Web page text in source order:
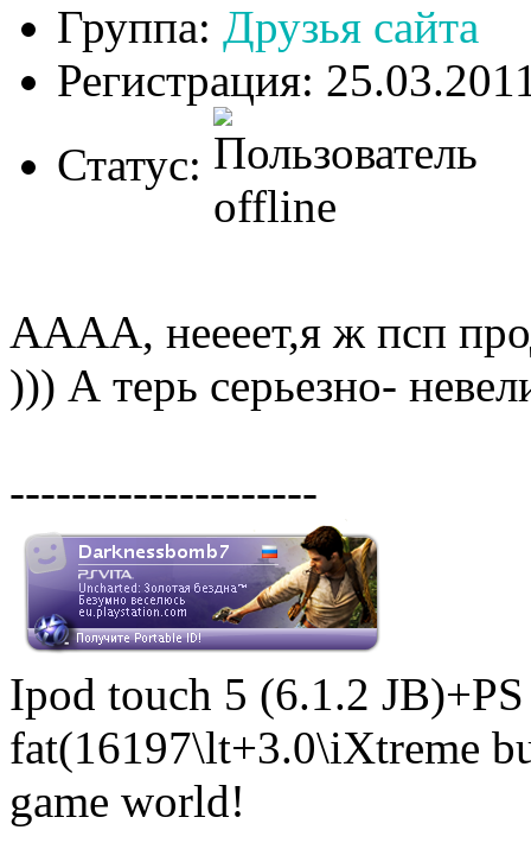
Группа: Друзья сайта
Регистрация:
Статус:
АААА, неееет,я ж псп
))) А терь серьезно-
--------------------
Ipod touch 5 (6.1.2
fat(16197\lt+3.0\iXtreme
game world!